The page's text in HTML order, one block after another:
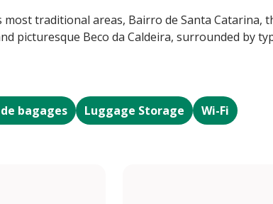
most traditional areas, Bairro de Santa Catarina,
picturesque Beco da Caldeira, surrounded by
bagages Luggage Storage Wi-Fi